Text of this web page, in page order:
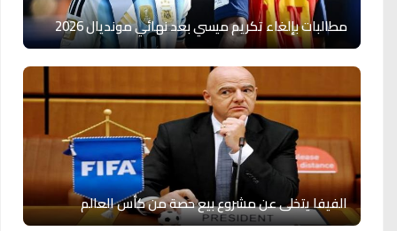
مطالبات بإلغاء تكريم ميسي بعد نهائي مونديال 2026
الفيفا يتخلى عن مشروع بيع حصة من كأس العالم